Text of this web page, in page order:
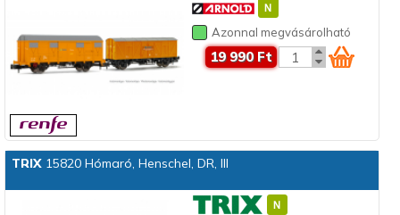
Azonnal megvásárolható
19 990 Ft
TRIX15820 Hómaró, Henschel, DR, III